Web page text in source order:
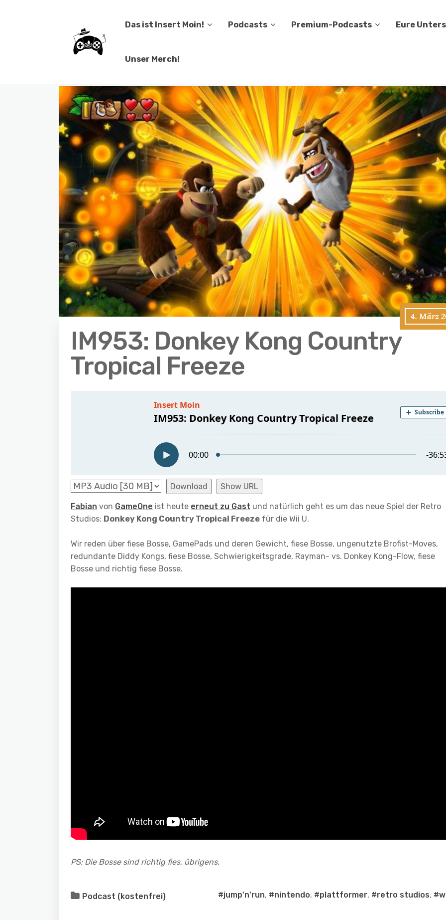
Das ist Insert Moin! Podcasts Premium-Podcasts Eure
Unser Merch!
4. März
IM953: Donkey Kong Country
Tropical Freeze
Download Show URL
Fabian von GameOne ist heute erneut zu Gast und natürlich geht es um das neue Spiel der Retro
Studios: Donkey Kong Country Tropical Freeze für die Wii U.
Wir reden über fiese Bosse, GamePads und deren Gewicht, fiese Bosse, ungenutzte Brofist-Moves,
redundante Diddy Kongs, fiese Bosse, Schwierigkeitsgrade, Rayman- vs. Donkey Kong-Flow, fiese
Bosse und richtig fiese Bosse.
PS: Die Bosse sind richtig fies, übrigens.
Podcast (kostenfrei) #jump'n'run, #nintendo, #plattformer, #retro studios,